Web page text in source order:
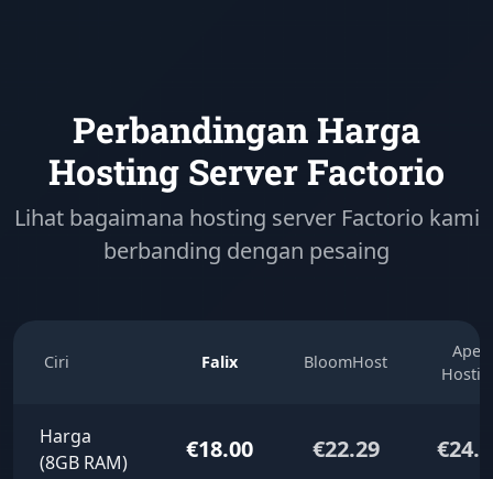
Perbandingan Harga
Hosting Server Factorio
Lihat bagaimana hosting server Factorio kami
berbanding dengan pesaing
Ciri Falix BloomHost
Apex
Harga
(8GB RAM)
€18.00 €22.29